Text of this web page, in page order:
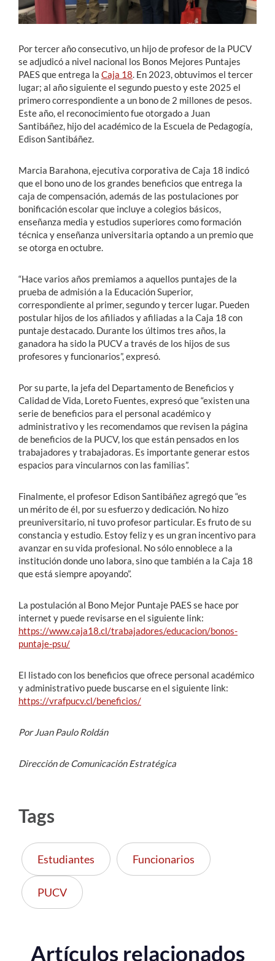
English
Por tercer año consecutivo, un hijo de profesor de la PUCV
se adjudicó a nivel nacional los Bonos Mejores Puntajes
PAES que entrega la Caja 18 . En 2023, obtuvimos el tercer
lugar; al año siguiente el segundo puesto y este 2025 el
primero correspondiente a un bono de 2 millones de pesos.
Este año, el reconocimiento fue otorgado a Juan
Santibáñez, hijo del académico de la Escuela de Pedagogía,
Edison Santibáñez.
Marcia Barahona, ejecutiva corporativa de Caja 18 indicó
que el bono uno de los grandes beneficios que entrega la
caja de compensación, además de las postulaciones por
bonificación escolar que incluye a colegios básicos,
enseñanza media y estudios superiores como formación
técnica y enseñanza universitaria optando a un premio que
se otorga en octubre.
“Hace varios años premiamos a aquellos puntajes de la
prueba de admisión a la Educación Superior,
correspondiente al primer, segundo y tercer lugar. Pueden
postular hijos de los afiliados y afiliadas a la Caja 18 con
puntaje destacado. Durante los últimos tres años, la
ganadora ha sido la PUCV a través de los hijos de sus
profesores y funcionarios”, expresó.
Por su parte, la jefa del Departamento de Beneficios y
Calidad de Vida, Loreto Fuentes, expresó que “existen una
serie de beneficios para el personal académico y
administrativo y les recomendamos que revisen la página
de beneficios de la PUCV, los que están pensados en los
trabajadores y trabajadoras. Es importante generar estos
espacios para vincularnos con las familias”.
Finalmente, el profesor Edison Santibáñez agregó que “es
un mérito de él, por su esfuerzo y dedicación. No hizo
preuniversitario, ni tuvo profesor particular. Es fruto de su
constancia y estudio. Estoy feliz y es un gran incentivo para
avanzar en su vida profesional. No sólo ennoblece a la
institución donde uno labora, sino que también a la Caja 18
que está siempre apoyando”.
La postulación al Bono Mejor Puntaje PAES se hace por
internet y puede revisarse en el siguiente link:
https://www.caja18.cl/trabajadores/educacion/bonos-
puntaje-psu/
El listado con los beneficios que ofrece personal académico
y administrativo puede buscarse en el siguiente link:
https://vrafpucv.cl/beneficios/
Por Juan Paulo Roldán
Dirección de Comunicación Estratégica
Tags
Estudiantes Funcionarios
PUCV
Artículos relacionados